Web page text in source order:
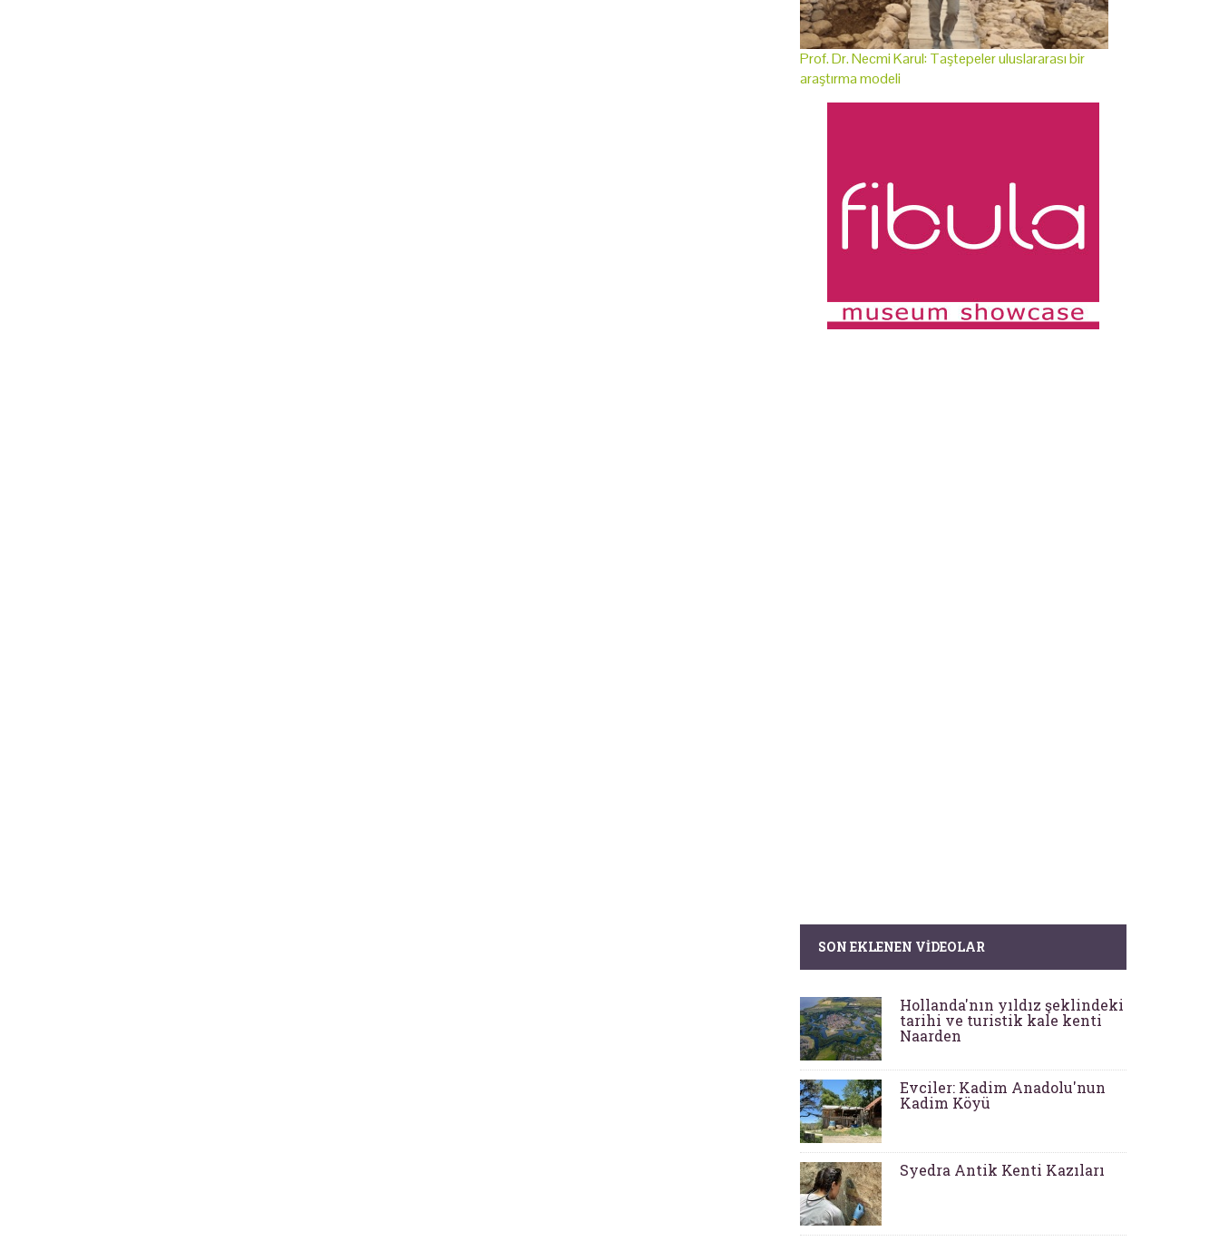
Prof. Dr. Necmi Karul: Taştepeler uluslararası bir
araştırma modeli
SON EKLENEN VIDEOLAR
Hollanda'nın yıldız şeklindeki
tarihi ve turistik kale kenti
Naarden
Evciler: Kadim Anadolu'nun
Kadim Köyü
Syedra Antik Kenti Kazıları